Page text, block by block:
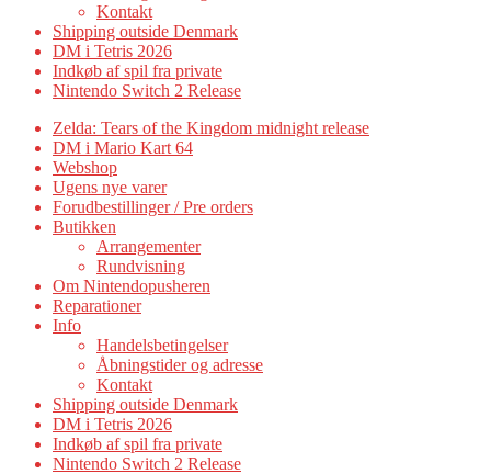
Kontakt
Shipping outside Denmark
DM i Tetris 2026
Indkøb af spil fra private
Nintendo Switch 2 Release
Zelda: Tears of the Kingdom midnight release
DM i Mario Kart 64
Webshop
Ugens nye varer
Forudbestillinger / Pre orders
Butikken
Arrangementer
Rundvisning
Om Nintendopusheren
Reparationer
Info
Handelsbetingelser
Åbningstider og adresse
Kontakt
Shipping outside Denmark
DM i Tetris 2026
Indkøb af spil fra private
Nintendo Switch 2 Release